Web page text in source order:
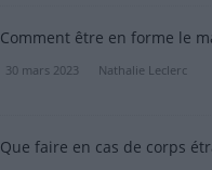
Comment être en forme le
30 mars 2023 Nathalie Leclerc
Que faire en cas de corps